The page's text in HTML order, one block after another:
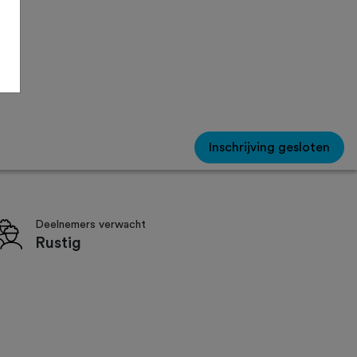
Inschrijving gesloten
Deelnemers verwacht
Rustig